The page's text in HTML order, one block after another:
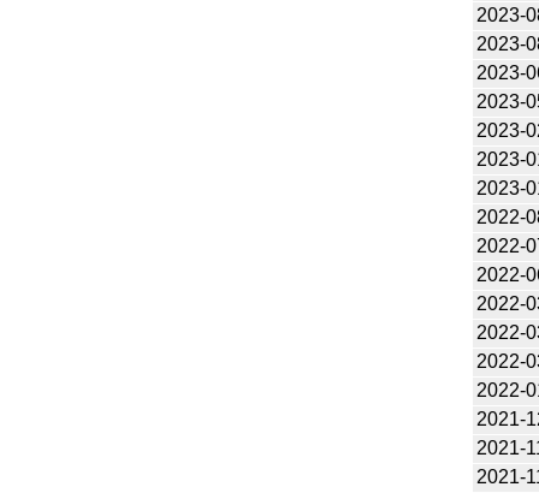
2023-
2023-
2023-
2023-
2023-
2023-
2023-
2022-
2022-
2022-
2022-
2022-
2022-
2022-
2021-
2021-
2021-